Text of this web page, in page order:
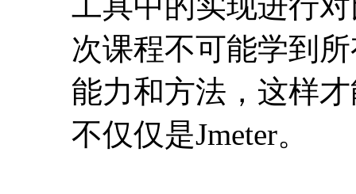
次课程不可能学到
能力和方法，这样
不仅仅是Jmeter。